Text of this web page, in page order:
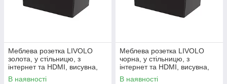
Меблева розетка LIVOLO
золота, у стільницю, з
інтернет та HDMI, висувна,
плавне відкриття, алюміній
В наявності
Меблева розетка LIVOLO
чорна, у стільницю, з
інтернет та HDMI, висувна,
плавне відкриття, алюміній
В наявності